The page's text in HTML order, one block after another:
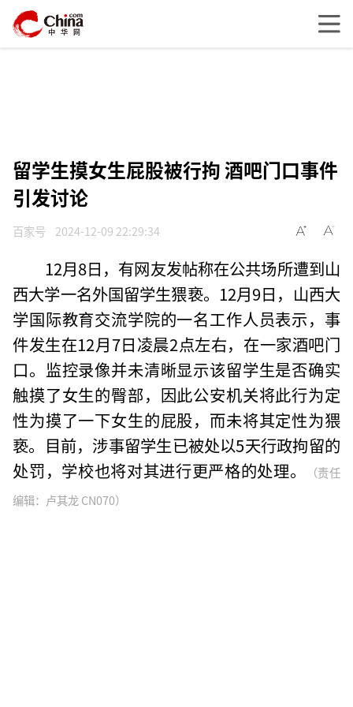
留学生摸女生屁股被行拘 酒吧门口事件
引发讨论
百家号 2024-12-09 22:29:34
12月8日，有网友发帖称在公共场所遭到山
西大学一名外国留学生猥亵。12月9日，山西大
学国际教育交流学院的一名工作人员表示，事
件发生在12月7日凌晨2点左右，在一家酒吧门
口。监控录像并未清晰显示该留学生是否确实
触摸了女生的臀部，因此公安机关将此行为定
性为摸了一下女生的屁股，而未将其定性为猥
亵。目前，涉事留学生已被处以5天行政拘留的
处罚，学校也将对其进行更严格的处理。
（责任
编辑：卢其龙 CN070）